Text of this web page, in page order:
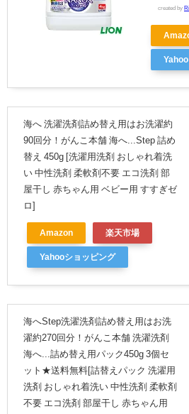
created by
海へ 洗濯洗剤詰め替え用はお洗濯約
90回分！がんこ本舗 海へ...Step 詰め
替え 450g [洗濯用洗剤 おしゃれ着洗
い 中性洗剤 柔軟剤不要 エコ洗剤 部
屋干し 赤ちゃん用 ベビー用 すすぎゼ
ロ]
Amazon 楽天市場
Yahooショッピング
海へStep洗濯洗剤詰め替え用はお洗
濯約270回分！がんこ本舗 洗濯洗剤
海へ...詰め替え用パック450g 3個セ
ット★送料無料[詰替えパック 洗濯用
洗剤 おしゃれ着洗い 中性洗剤 柔軟剤
不要 エコ洗剤 部屋干し 赤ちゃん用